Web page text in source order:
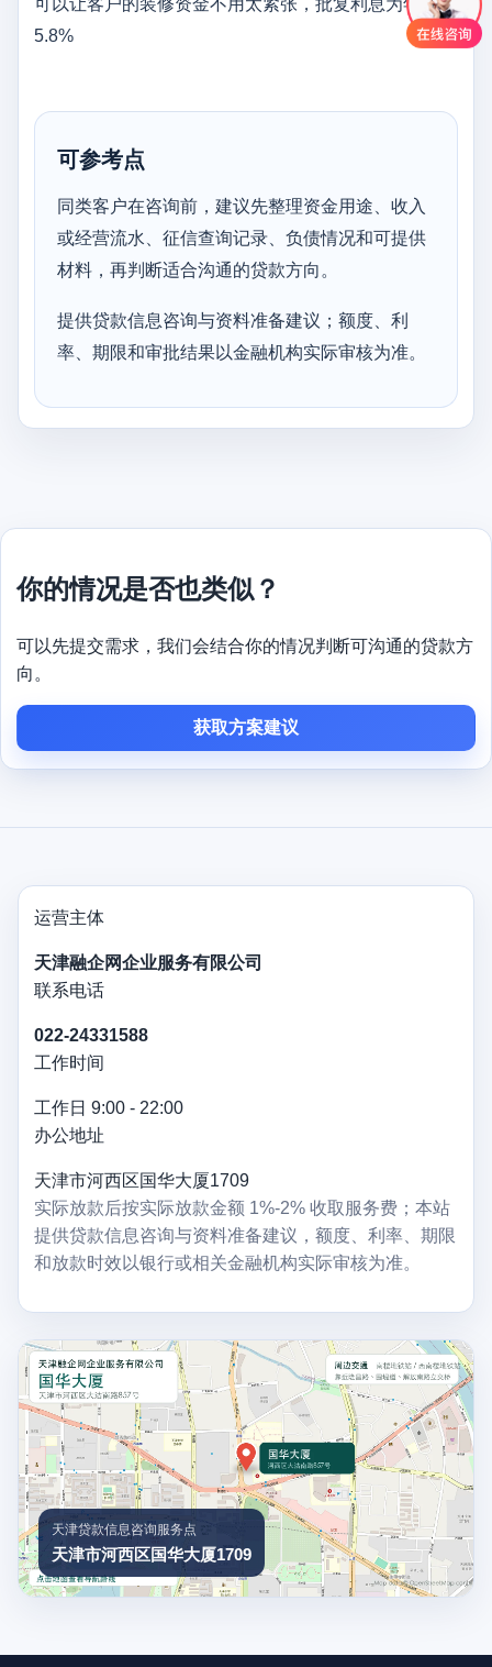
可以让客户的装修资金不用太紧张，批复利息为年息
5.8%
可参考点
同类客户在咨询前，建议先整理资金用途、收入
或经营流水、征信查询记录、负债情况和可提供
材料，再判断适合沟通的贷款方向。
提供贷款信息咨询与资料准备建议；额度、利
率、期限和审批结果以金融机构实际审核为准。
你的情况是否也类似？
可以先提交需求，我们会结合你的情况判断可沟通的贷款方
向。
获取方案建议
运营主体
天津融企网企业服务有限公司
联系电话
022-24331588
工作时间
工作日 9:00 - 22:00
办公地址
天津市河西区国华大厦1709
实际放款后按实际放款金额 1%-2% 收取服务费；本站
提供贷款信息咨询与资料准备建议，额度、利率、期限
和放款时效以银行或相关金融机构实际审核为准。
天津贷款信息咨询服务点
天津市河西区国华大厦1709